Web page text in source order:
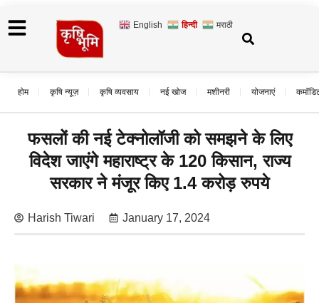
English हिन्दी मराठी
होम कृषि न्यूज़ कृषि व्यवसाय नई खोज मशीनरी योजनाएं
फसलों की नई टेक्नोलॉजी को समझने के लिए
विदेश जाएंगे महाराष्ट्र के 120 किसान, राज्य
सरकार ने मंजूर किए 1.4 करोड़ रुपये
Harish Tiwari January 17, 2024